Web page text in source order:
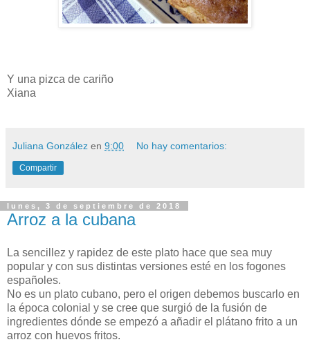
Y una pizca de cariño
Xiana
Juliana González en 9:00 No hay comentarios:
Compartir
lunes, 3 de septiembre de 2018
Arroz a la cubana
La sencillez y rapidez de este plato hace que sea muy
popular y con sus distintas versiones esté en los fogones
españoles.
No es un plato cubano, pero el origen debemos buscarlo en
la época colonial y se cree que surgió de la fusión de
ingredientes dónde se empezó a añadir el plátano frito a un
arroz con huevos fritos.